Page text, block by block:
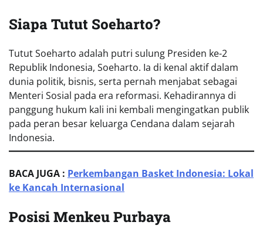
Siapa Tutut Soeharto?
Tutut Soeharto adalah putri sulung Presiden ke-2
Republik Indonesia, Soeharto. Ia di kenal aktif dalam
dunia politik, bisnis, serta pernah menjabat sebagai
Menteri Sosial pada era reformasi. Kehadirannya di
panggung hukum kali ini kembali mengingatkan publik
pada peran besar keluarga Cendana dalam sejarah
Indonesia.
BACA JUGA : Perkembangan Basket Indonesia: Lokal
ke Kancah Internasional
Posisi Menkeu Purbaya